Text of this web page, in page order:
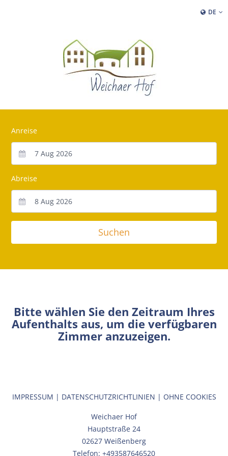
DE
Anreise
Abreise
Bitte wählen Sie den Zeitraum Ihres
Aufenthalts aus, um die verfügbaren
Zimmer anzuzeigen.
IMPRESSUM | DATENSCHUTZRICHTLINIEN | OHNE COOKIES
Weichaer Hof
Hauptstraße 24
02627 Weißenberg
Telefon: +493587646520